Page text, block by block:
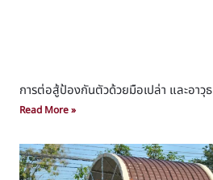
การต่อสู้ป้องกันตัวด้วยมือเปล่า และอาวุธ​
Read More »